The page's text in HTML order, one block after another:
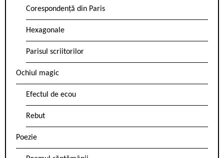
Corespondență din Paris
Hexagonale
Parisul scriitorilor
Ochiul magic
Efectul de ecou
Rebut
Poezie